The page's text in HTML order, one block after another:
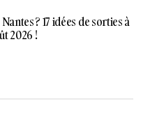
? 17 idées de sorties à
2026 !